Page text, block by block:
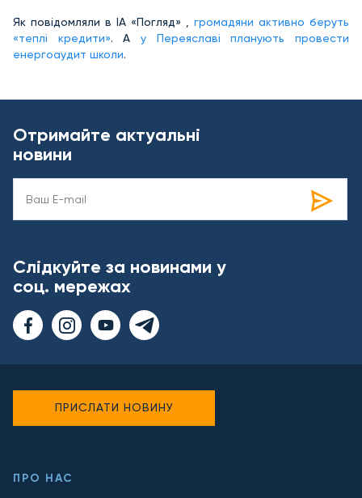
Як повідомляли в ІА «Погляд» , громадяни активно беруть
«теплі кредити». Ау Переяславі планують провести
енергоаудит школи.
Отримайте актуальні
новини
Слідкуйте за новинами у
соц. мережах
ПРО НАС
ПРИСЛАТИ НОВИНУ